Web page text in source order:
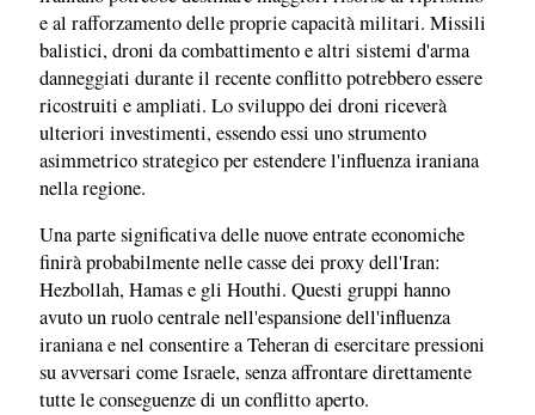
e al rafforzamento delle proprie capacità militari. Missili
balistici, droni da combattimento e altri sistemi d'arma
danneggiati durante il recente conflitto potrebbero essere
ricostruiti e ampliati. Lo sviluppo dei droni riceverà
ulteriori investimenti, essendo essi uno strumento
asimmetrico strategico per estendere l'influenza iraniana
nella regione.
Una parte significativa delle nuove entrate economiche
finirà probabilmente nelle casse dei proxy dell'Iran:
Hezbollah, Hamas e gli Houthi. Questi gruppi hanno
avuto un ruolo centrale nell'espansione dell'influenza
iraniana e nel consentire a Teheran di esercitare pressioni
su avversari come Israele, senza affrontare direttamente
tutte le conseguenze di un conflitto aperto.